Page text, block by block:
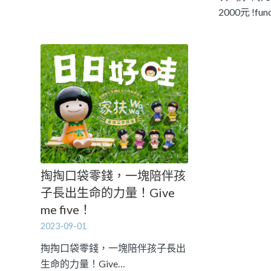
2000元
掏掏口袋零錢，一塊陪伴孩
子長出生命的力量！Give
me five！
2023-09-01
掏掏口袋零錢，一塊陪伴孩子長出
生命的力量！Give…